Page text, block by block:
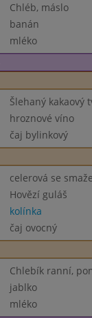
Chléb, máslo
banán
mléko
Šlehaný kakaový
hroznové víno
čaj bylinkový
celerová se
Hovězí guláš
kolínka
čaj ovocný
Chlebík ranní,
jablko
mléko